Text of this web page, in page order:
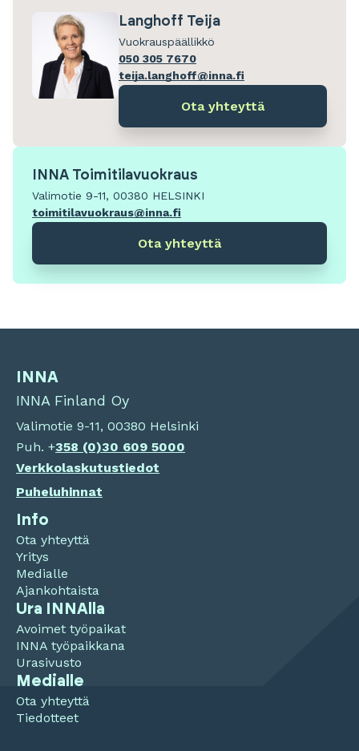
Langhoff Teija
Vuokrauspäällikkö
050 305 7670
teija.langhoff@inna.fi
Ota yhteyttä
INNA Toimitilavuokraus
Valimotie 9-11, 00380 HELSINKI
toimitilavuokraus@inna.fi
Ota yhteyttä
INNA
INNA Finland Oy
Valimotie 9-11, 00380 Helsinki
Puh. +358 (0)30 609 5000
Verkkolaskutustiedot
Puheluhinnat
Info
Ota yhteyttä
Yritys
Medialle
Ajankohtaista
Ura INNAlla
Avoimet työpaikat
INNA työpaikkana
Urasivusto
Medialle
Ota yhteyttä
Tiedotteet